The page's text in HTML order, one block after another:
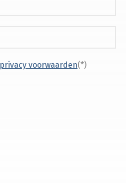
privacy voorwaarden(*)